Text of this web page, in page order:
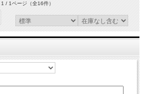
1 / 1ページ（全16件）